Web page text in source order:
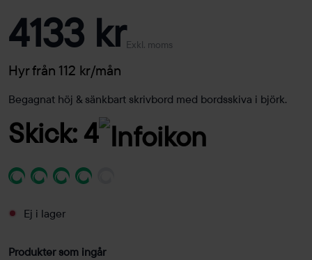
4133 krExkl. moms
Hyr från 112 kr/mån
Begagnat höj & sänkbart skrivbord med bordsskiva i björk.
Skick: 4
Ej i lager
Produkter som ingår